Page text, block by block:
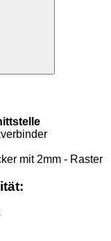
mit 2mm - Raster